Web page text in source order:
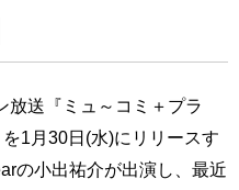
放送『ミュ～コミ＋プラ
1月30日(水)にリリースす
の小出祐介が出演し、最近